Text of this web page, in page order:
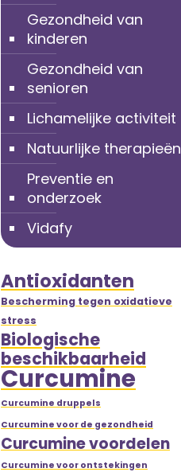
Gezondheid van
kinderen
Gezondheid van
senioren
Lichamelijke activiteit
Natuurlijke therapieën
Preventie en
onderzoek
Vidafy
Antioxidanten
Bescherming tegen oxidatieve
stress
Biologische
beschikbaarheid
Curcumine
Curcumine druppels
Curcumine voor de gezondheid
Curcumine voordelen
Curcumine voor ontstekingen